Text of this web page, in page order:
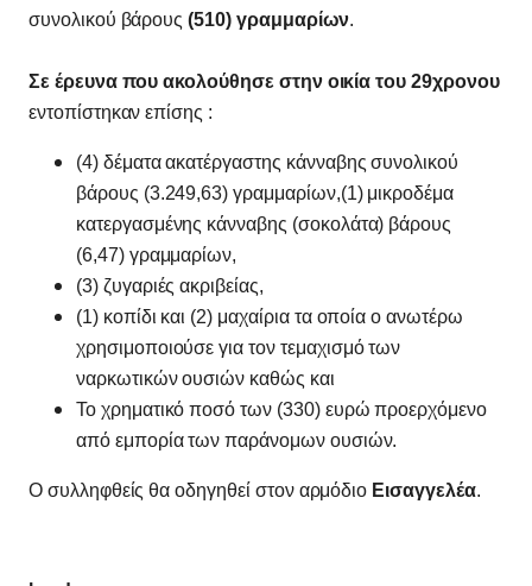
συνολικού βάρους (510) γραμμαρίων.
Σε έρευνα που ακολούθησε στην οικία του 29χρονου
εντοπίστηκαν επίσης :
(4) δέματα ακατέργαστης κάνναβης συνολικού
βάρους (3.249,63) γραμμαρίων,(1) μικροδέμα
κατεργασμένης κάνναβης (σοκολάτα) βάρους
(6,47) γραμμαρίων,
(3) ζυγαριές ακριβείας,
(1) κοπίδι και (2) μαχαίρια τα οποία ο ανωτέρω
χρησιμοποιούσε για τον τεμαχισμό των
ναρκωτικών ουσιών καθώς και
Το χρηματικό ποσό των (330) ευρώ προερχόμενο
από εμπορία των παράνομων ουσιών.
Ο συλληφθείς θα οδηγηθεί στον αρμόδιο Εισαγγελέα.